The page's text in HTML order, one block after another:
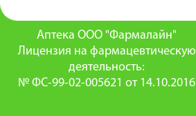
Аптека ООО "Фармалайн"
Лицензия на фармацевтическую
деятельность:
№ ФС-99-02-005621 от 14.10.2016